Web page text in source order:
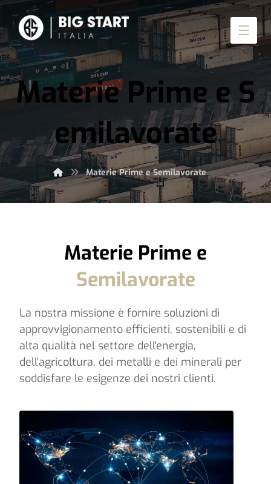
Materie Prime e S
emilavorate
Materie Prime e Semilavorate
Materie Prime e
Semilavorate
La nostra missione è fornire soluzioni di
approvvigionamento efficienti, sostenibili e di
alta qualità nel settore dell'energia,
dell'agricoltura, dei metalli e dei minerali per
soddisfare le esigenze dei nostri clienti.